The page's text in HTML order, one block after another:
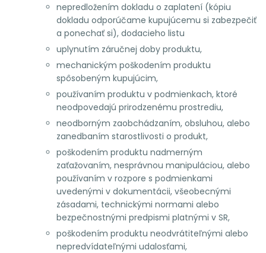
nepredložením dokladu o zaplatení (kópiu
dokladu odporúčame kupujúcemu si zabezpečiť
a ponechať si), dodacieho listu
uplynutím záručnej doby produktu,
mechanickým poškodením produktu
spôsobeným kupujúcim,
používaním produktu v podmienkach, ktoré
neodpovedajú prirodzenému prostrediu,
neodborným zaobchádzaním, obsluhou, alebo
zanedbaním starostlivosti o produkt,
poškodením produktu nadmerným
zaťažovaním, nesprávnou manipuláciou, alebo
používaním v rozpore s podmienkami
uvedenými v dokumentácii, všeobecnými
zásadami, technickými normami alebo
bezpečnostnými predpismi platnými v SR,
poškodením produktu neodvrátiteľnými alebo
nepredvídateľnými udalosťami,